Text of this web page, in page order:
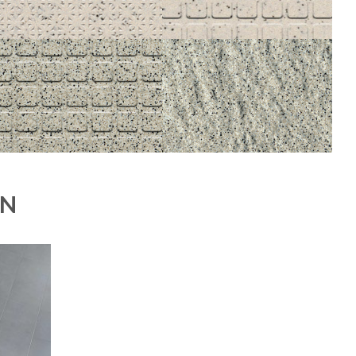
STANDARD
PORPHYRÉ BLANC NOIR ANTI-SLIP
POINTE DE DIAMANTE
30X30
STANDARD
050 PORPHYRÉ BLANC NOIR ANTI-SLIP
PASTILLE CARRÉES
30X30